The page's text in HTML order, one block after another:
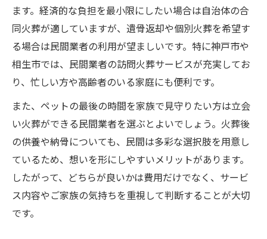
ます。経済的な負担を最小限にしたい場合は自治体の合
同火葬が適していますが、遺骨返却や個別火葬を希望す
る場合は民間業者の利用が望ましいです。特に神戸市や
相生市では、民間業者の訪問火葬サービスが充実してお
り、忙しい方や高齢者のいる家庭にも便利です。
また、ペットの最後の時間を家族で見守りたい方は立会
い火葬ができる民間業者を選ぶとよいでしょう。火葬後
の供養や納骨についても、民間は多彩な選択肢を用意し
ているため、想いを形にしやすいメリットがあります。
したがって、どちらが良いかは費用だけでなく、サービ
ス内容やご家族の気持ちを重視して判断することが大切
です。